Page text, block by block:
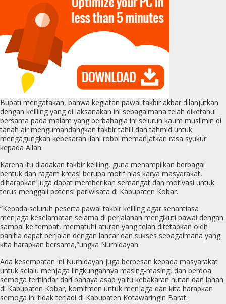
Bupati mengatakan, bahwa kegiatan pawai takbir akbar dilanjutkan
dengan keliling yang di laksanakan ini sebagaimana telah diketahui
bersama pada malam yang berbahagia ini seluruh kaum muslimin di
tanah air mengumandangkan takbir tahlil dan tahmid untuk
mengagungkan kebesaran ilahi robbi memanjatkan rasa syukur
kepada Allah.
Karena itu diadakan takbir keliling, guna menampilkan berbagai
bentuk dan ragam kreasi berupa motif hias karya masyarakat,
diharapkan juga dapat memberikan semangat dan motivasi untuk
terus menggali potensi pariwisata di Kabupaten Kobar.
“Kepada seluruh peserta pawai takbir keliling agar senantiasa
menjaga keselamatan selama di perjalanan mengikuti pawai dengan
sampai ke tempat, mematuhi aturan yang telah ditetapkan oleh
panitia dapat berjalan dengan lancar dan sukses sebagaimana yang
kita harapkan bersama,”ungka Nurhidayah.
Ada kesempatan ini Nurhidayah juga berpesan kepada masyarakat
untuk selalu menjaga lingkungannya masing-masing, dan berdoa
semoga terhindar dari bahaya asap yaitu kebakaran hutan dan lahan
di Kabupaten Kobar, komitmen untuk menjaga dan kita harapkan
semoga ini tidak terjadi di Kabupaten Kotawaringin Barat.